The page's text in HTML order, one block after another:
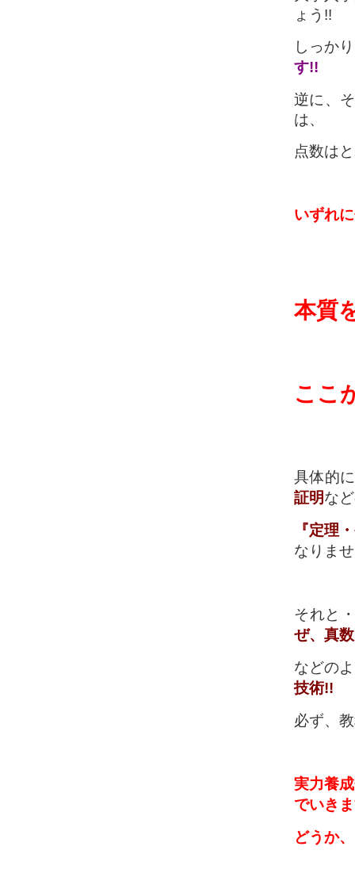
ょう!!
しっか
す!!
逆に、
は、
点数は
いずれ
本質
ここ
具体的
証明な
『定理
なりま
それと
ぜ、真
などの
技術!!
必ず、
実力養
でいき
どうか